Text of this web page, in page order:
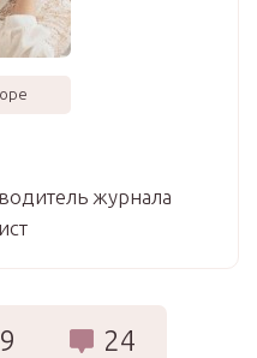
журнала
24